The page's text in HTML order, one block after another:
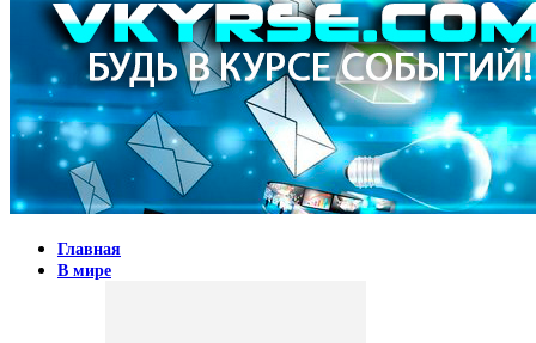
Главная
В мире